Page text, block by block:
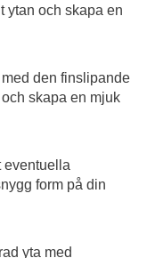
ytan och skapa en
den finslipande
skapa en mjuk
eventuella
form på din
yta med